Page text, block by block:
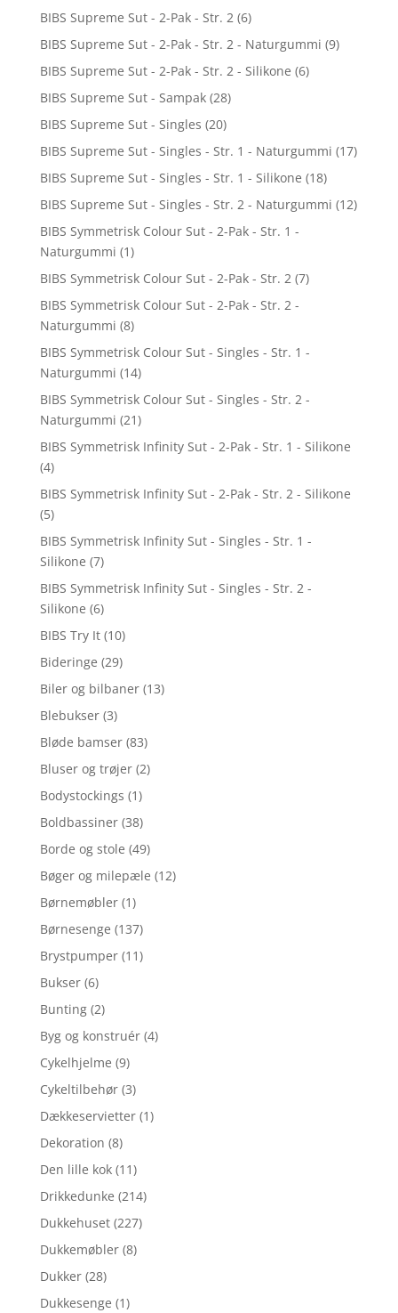
BIBS Supreme Sut - 2-Pak - Str. 2 (6)
BIBS Supreme Sut - 2-Pak - Str. 2 - Naturgummi (9)
BIBS Supreme Sut - 2-Pak - Str. 2 - Silikone (6)
BIBS Supreme Sut - Sampak (28)
BIBS Supreme Sut - Singles (20)
BIBS Supreme Sut - Singles - Str. 1 - Naturgummi (17)
BIBS Supreme Sut - Singles - Str. 1 - Silikone (18)
BIBS Supreme Sut - Singles - Str. 2 - Naturgummi (12)
BIBS Symmetrisk Colour Sut - 2-Pak - Str. 1 -
Naturgummi (1)
BIBS Symmetrisk Colour Sut - 2-Pak - Str. 2 (7)
BIBS Symmetrisk Colour Sut - 2-Pak - Str. 2 -
Naturgummi (8)
BIBS Symmetrisk Colour Sut - Singles - Str. 1 -
Naturgummi (14)
BIBS Symmetrisk Colour Sut - Singles - Str. 2 -
Naturgummi (21)
BIBS Symmetrisk Infinity Sut - 2-Pak - Str. 1 - Silikone
(4)
BIBS Symmetrisk Infinity Sut - 2-Pak - Str. 2 - Silikone
(5)
BIBS Symmetrisk Infinity Sut - Singles - Str. 1 -
Silikone (7)
BIBS Symmetrisk Infinity Sut - Singles - Str. 2 -
Silikone (6)
BIBS Try It (10)
Bideringe (29)
Biler og bilbaner (13)
Blebukser (3)
Bløde bamser (83)
Bluser og trøjer (2)
Bodystockings (1)
Boldbassiner (38)
Borde og stole (49)
Bøger og milepæle (12)
Børnemøbler (1)
Børnesenge (137)
Brystpumper (11)
Bukser (6)
Bunting (2)
Byg og konstruér (4)
Cykelhjelme (9)
Cykeltilbehør (3)
Dækkeservietter (1)
Dekoration (8)
Den lille kok (11)
Drikkedunke (214)
Dukkehuset (227)
Dukkemøbler (8)
Dukker (28)
Dukkesenge (1)